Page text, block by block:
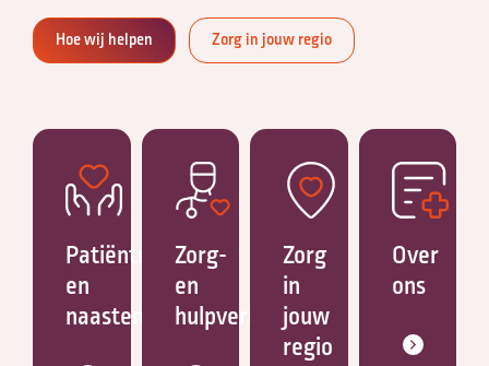
Hoe wij helpen Zorg in jouw regio
Patiënten
en
naasten
Zorg-
en
hulpverleners
Zorg
in
jouw
regio
Over
ons